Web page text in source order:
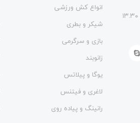
شنبه تا پنجشنبه، از ساعت ۱۰:۳۰صبح تا ۱۳.۳۰
انواع کش ورزشی
شیکر و بطری
بازی و سرگرمی
زانوبند
یوگا و پیلاتس
لاغری و فیتنس
رانینگ و پیاده روی